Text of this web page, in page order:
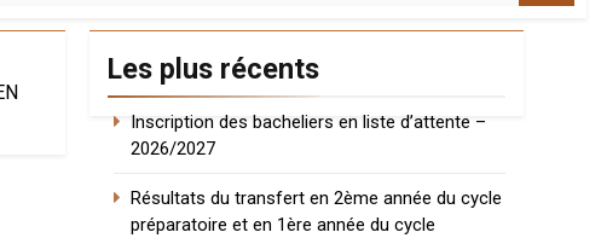
Les plus récents
Inscription des bacheliers en liste d’attente –
2026/2027
Résultats du transfert en 2ème année du cycle
préparatoire et en 1ère année du cycle